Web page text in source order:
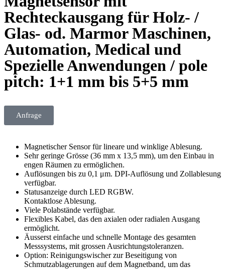
Rechteckausgang für Holz- /
Glas- od. Marmor Maschinen,
Automation, Medical und
Spezielle Anwendungen / pole
pitch: 1+1 mm bis 5+5 mm
Anfrage
Magnetischer Sensor für lineare und winklige Ablesung.
Sehr geringe Grösse (36 mm x 13,5 mm), um den Einbau in
engen Räumen zu ermöglichen.
Auflösungen bis zu 0,1 μm. DPI-Auflösung und Zollablesung
verfügbar.
Statusanzeige durch LED RGBW.
Kontaktlose Ablesung.
Viele Polabstände verfügbar.
Flexibles Kabel, das den axialen oder radialen Ausgang
ermöglicht.
Äusserst einfache und schnelle Montage des gesamten
Messsystems, mit grossen Ausrichtungstoleranzen.
Option: Reinigungswischer zur Beseitigung von
Schmutzablagerungen auf dem Magnetband, um das